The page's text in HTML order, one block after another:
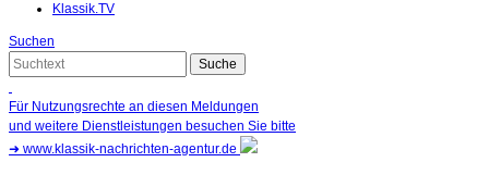
Klassik.TV
Suchen
Für Nutzungsrechte an diesen Meldungen
und weitere Dienstleistungen besuchen Sie bitte
➜ www.klassik-nachrichten-agentur.de